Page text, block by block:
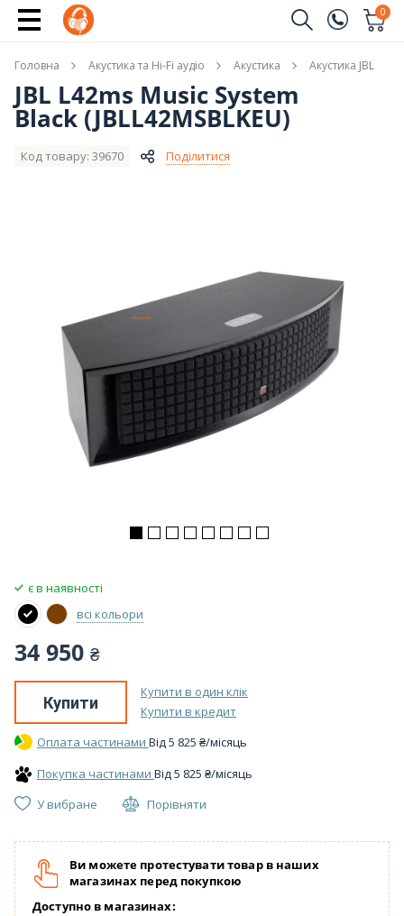
(096)
(044)
0
Ім'я
Головна Акустика та Hi-Fi аудіо Акустика Акустика JBL
JBL L42ms Music System
Black (JBLL42MSBLKEU)
Код товару: 39670 Поділитися
є в наявності
всі кольори
34 950 ₴
Купити
Купити в один клік
Купити в кредит
Оплата частинами Вiд5 825 ₴/місяць
Покупка частинами Вiд5 825 ₴/місяць
У вибране
Порівняти
Ви можете протестувати товар в наших
магазинах перед покупкою
Доступно в магазинах:
Купити